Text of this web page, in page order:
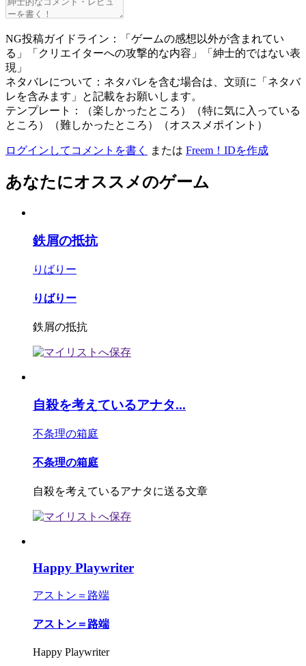
NG投稿ガイドライン：「ゲームの感想以外が含まれてい
る」「クリエイターへの攻撃的な内容」「紳士的ではない表
現」
ネタバレについて：ネタバレを含む場合は、文頭に「ネタバ
レを含みます」と記載をお願いします。
テンプレート：（楽しかったところ）（特に気に入っている
ところ）（難しかったところ）（オススメポイント）
ログインしてコメントを書く または Freem！IDを作成
あなたにオススメのゲーム
鉄屑の抵抗
りばりー
りばりー
鉄屑の抵抗
自殺を考えているアナタ...
不条理の箱庭
不条理の箱庭
自殺を考えているアナタに送る文章
Happy Playwriter
アストン＝路端
アストン＝路端
Happy Playwriter